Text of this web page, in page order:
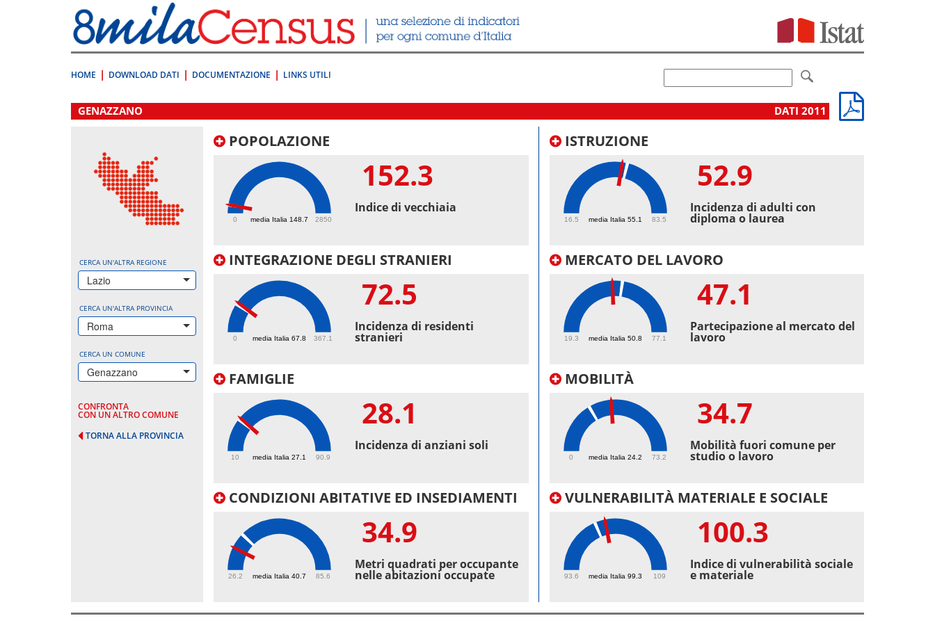
direttamente
a:
Contenuto
HOME DOWNLOAD DATI DOCUMENTAZIONE LINKS UTILI
.
GENAZZANO DATI 2011
CERCA UN'ALTRA REGIONE
Lazio
CERCA UN'ALTRA PROVINCIA
Roma
CERCA UN COMUNE
Genazzano
CONFRONTA
CON UN ALTRO COMUNE
TORNA ALLA PROVINCIA
POPOLAZIONE
media Italia 148.7
0 2850
152.3
Indice di vecchiaia
INTEGRAZIONE DEGLI STRANIERI
media Italia 67.8
0 367.1
72.5
Incidenza di residenti
stranieri
FAMIGLIE
media Italia 27.1
10 90.9
28.1
Incidenza di anziani soli
CONDIZIONI ABITATIVE ED INSEDIAMENTI
media Italia 40.7
26.2 85.6
34.9
Metri quadrati per occupante
nelle abitazioni occupate
ISTRUZIONE
media Italia 55.1
16.5 83.5
52.9
Incidenza di adulti con
diploma o laurea
MERCATO DEL LAVORO
media Italia 50.8
19.3 77.1
47.1
Partecipazione al mercato del
lavoro
MOBILITÀ
media Italia 24.2
0 73.2
34.7
Mobilità fuori comune per
studio o lavoro
VULNERABILITÀ MATERIALE E SOCIALE
media Italia 99.3
93.6 109
100.3
Indice di vulnerabilità sociale
e materiale